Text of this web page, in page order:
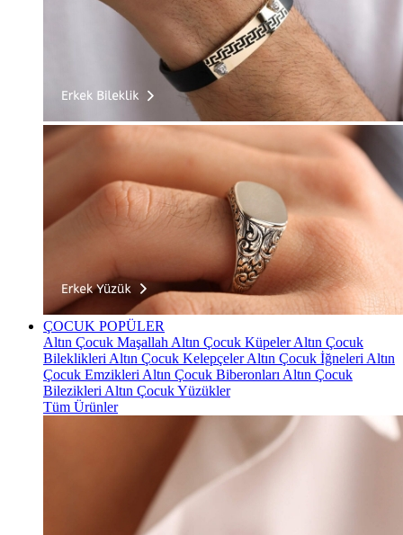
ÇOCUK POPÜLER
Altın Çocuk Maşallah Altın Çocuk KüpelerAltın Çocuk
Bileklikleri Altın Çocuk KelepçelerAltın Çocuk İğneleri Altın
Çocuk Emzikleri Altın Çocuk Biberonları Altın Çocuk
Bilezikleri Altın Çocuk Yüzükler
Tüm Ürünler